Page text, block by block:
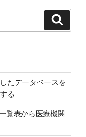
たデータベースを
る
覧表から医療機関